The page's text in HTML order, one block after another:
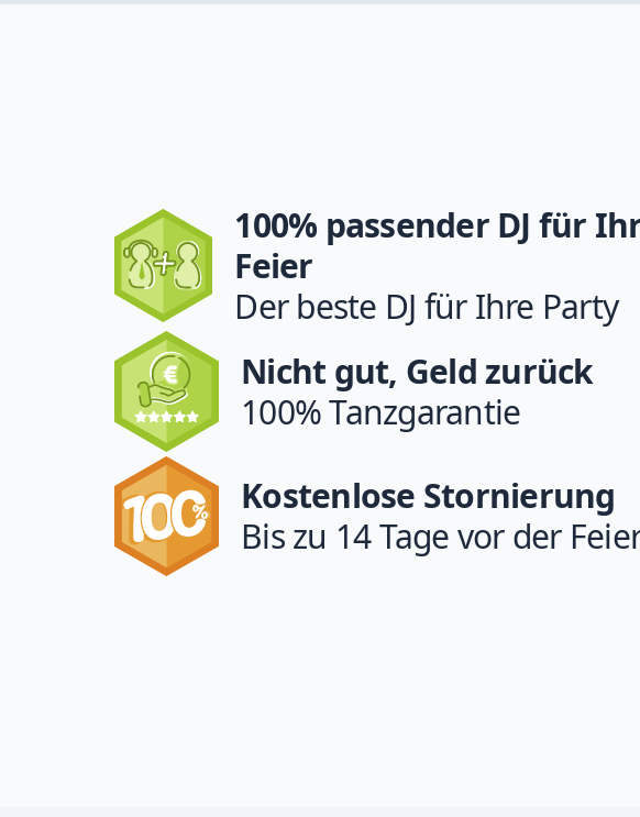
100% passender DJ für
Feier
Der beste DJ für Ihre Party
Nicht gut, Geld zurück
100% Tanzgarantie
Kostenlose Stornierung
Bis zu 14 Tage vor der